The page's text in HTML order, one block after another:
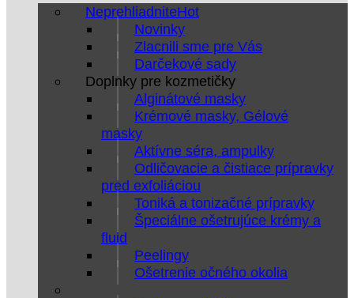
Neprehliadnite
Novinky
Zlacnili sme pre Vás
Darčekové sady
Doplnky pre kozmetičky
Alginátové masky
Krémové masky, Gélové
masky
Aktívne séra, ampulky
Odličovacie a čistiace prípravky
pred exfoliáciou
Toniká a tonizačné prípravky
Špeciálne ošetrujúce krémy a
fluid
Peelingy
Ošetrenie očného okolia